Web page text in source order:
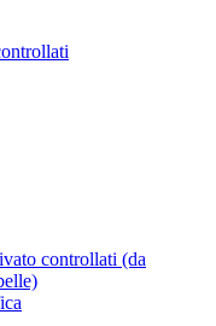
controllati (da